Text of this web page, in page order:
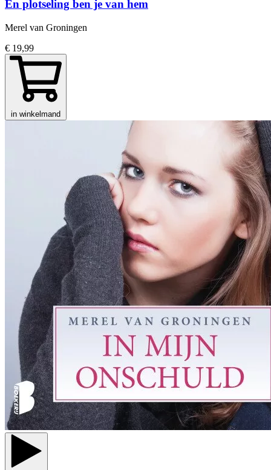
En plotseling ben je van hem
Merel van Groningen
€ 19,99
in winkelmand